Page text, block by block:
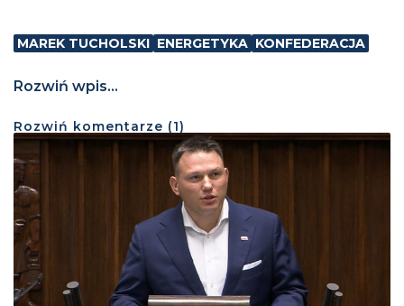
MAREK TUCHOLSKI ENERGETYKA KONFEDERACJA
Rozwiń wpis...
Rozwiń komentarze (1)